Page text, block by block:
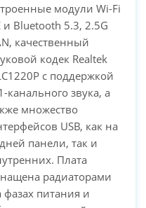
модули Wi-Fi
и Bluetooth 5.3, 2.5G
качественный
кодек Realtek
с поддержкой
канального звука, а
множество
USB, как на
панели, так и
Плата
радиаторами
фазах питания и